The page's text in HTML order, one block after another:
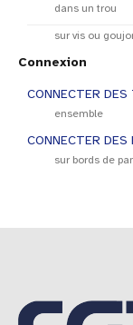
dans un trou
sur vis ou
Connexion
CONNECTER DES
ensemble
CONNECTER DES
sur bords de